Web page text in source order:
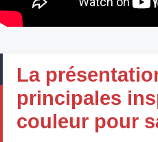
La
principales
couleur pour